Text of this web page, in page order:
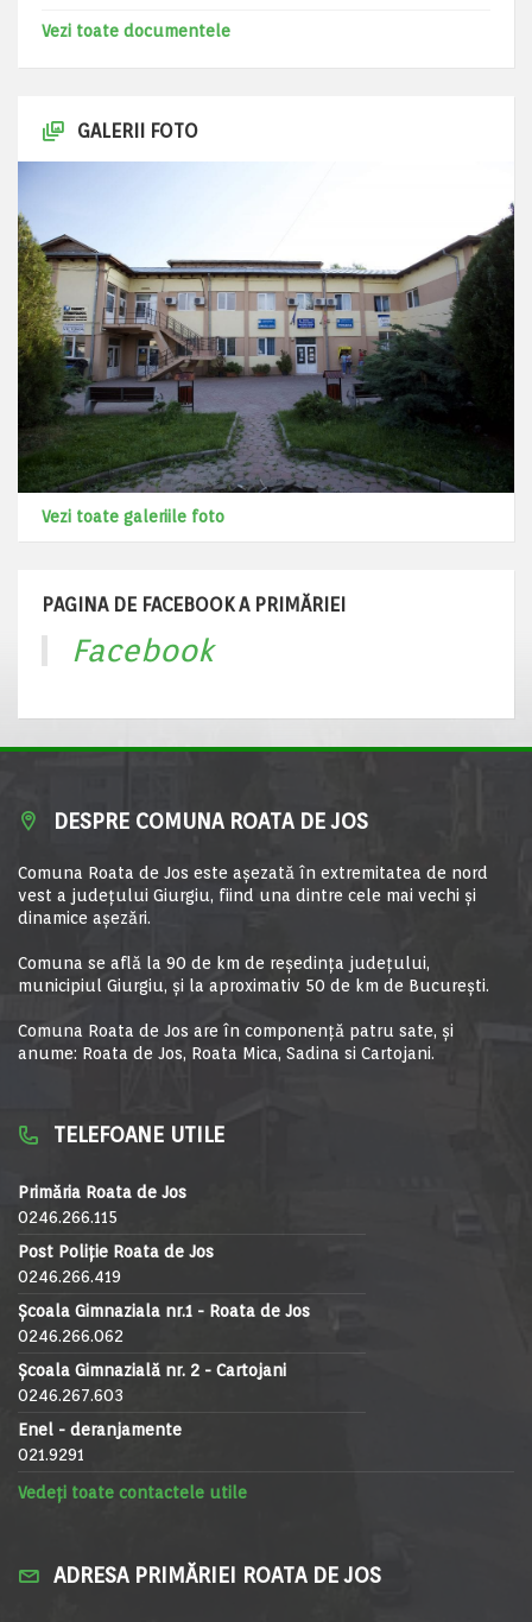
Vezi toate documentele
GALERII FOTO
Vezi toate galeriile foto
PAGINA DE FACEBOOK A PRIMĂRIEI
Facebook
DESPRE COMUNA ROATA DE JOS
Comuna Roata de Jos este aşezată în extremitatea de nord
vest a judeţului Giurgiu, fiind una dintre cele mai vechi şi
dinamice aşezări.
Comuna se află la 90 de km de reşedinţa judeţului,
municipiul Giurgiu, şi la aproximativ 50 de km de Bucureşti.
Comuna Roata de Jos are în componență patru sate, și
anume: Roata de Jos, Roata Mica, Sadina si Cartojani.
TELEFOANE UTILE
Primăria Roata de Jos
0246.266.115
Post Poliție Roata de Jos
0246.266.419
Școala Gimnaziala nr.1 - Roata de Jos
0246.266.062
Școala Gimnazială nr. 2 - Cartojani
0246.267.603
Enel - deranjamente
021.9291
Vedeți toate contactele utile
ADRESA PRIMĂRIEI ROATA DE JOS